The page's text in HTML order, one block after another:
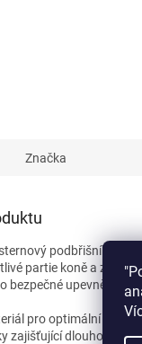
Značka
podbřišník
partie koně a
bezpečné upevnění a
pro optimální
zajišťující dlouhou